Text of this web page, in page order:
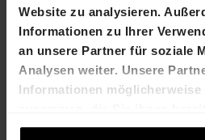
Website zu analysieren.
Informationen zu Ihrer
an unsere Partner für soziale
Analysen weiter. Unsere
Informationen möglicherweise
die sie im Rahmen Ihrer
2025
22. Januar 2026
HIAG erwartet
Geschäftsjahr 2025